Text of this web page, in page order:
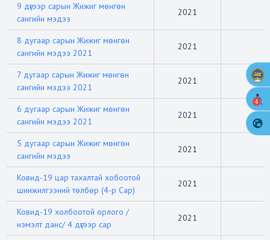
9 дүгээр сарын Жижиг мөнгөн
сангийн мэдээ
2021
8 дугаар сарын Жижиг мөнгөн
сангийн мэдээ 2021
2021
7 дугаар сарын Жижиг мөнгөн
сангийн мэдээ 2021
2021
6 дугаар сарын Жижиг мөнгөн
сангийн мэдээ 2021
2021
5 дугаар сарын Жижиг мөнгөн
сангийн мэдээ
2021
Ковид-19 цар тахалтай хобоотой
шинжилгээний төлбөр (4-р Сар)
2021
Ковид-19 холбоотой орлого /
нэмэлт данс/ 4 дүгээр сар
2021
4